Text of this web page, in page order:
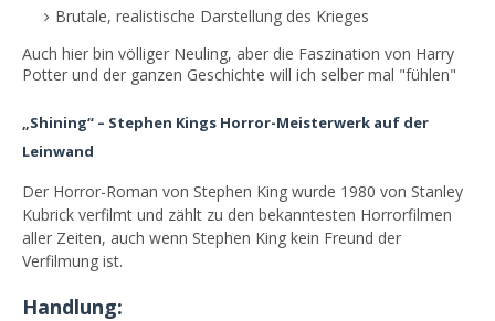
Brutale, realistische Darstellung des Krieges
Auch hier bin völliger Neuling, aber die Faszination von Harry
Potter und der ganzen Geschichte will ich selber mal "fühlen"
„Shining“ – Stephen Kings Horror-Meisterwerk auf der
Leinwand
Der Horror-Roman von Stephen King wurde 1980 von Stanley
Kubrick verfilmt und zählt zu den bekanntesten Horrorfilmen
aller Zeiten, auch wenn Stephen King kein Freund der
Verfilmung ist.
Handlung: